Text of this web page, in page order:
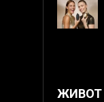
ЖИВОТ